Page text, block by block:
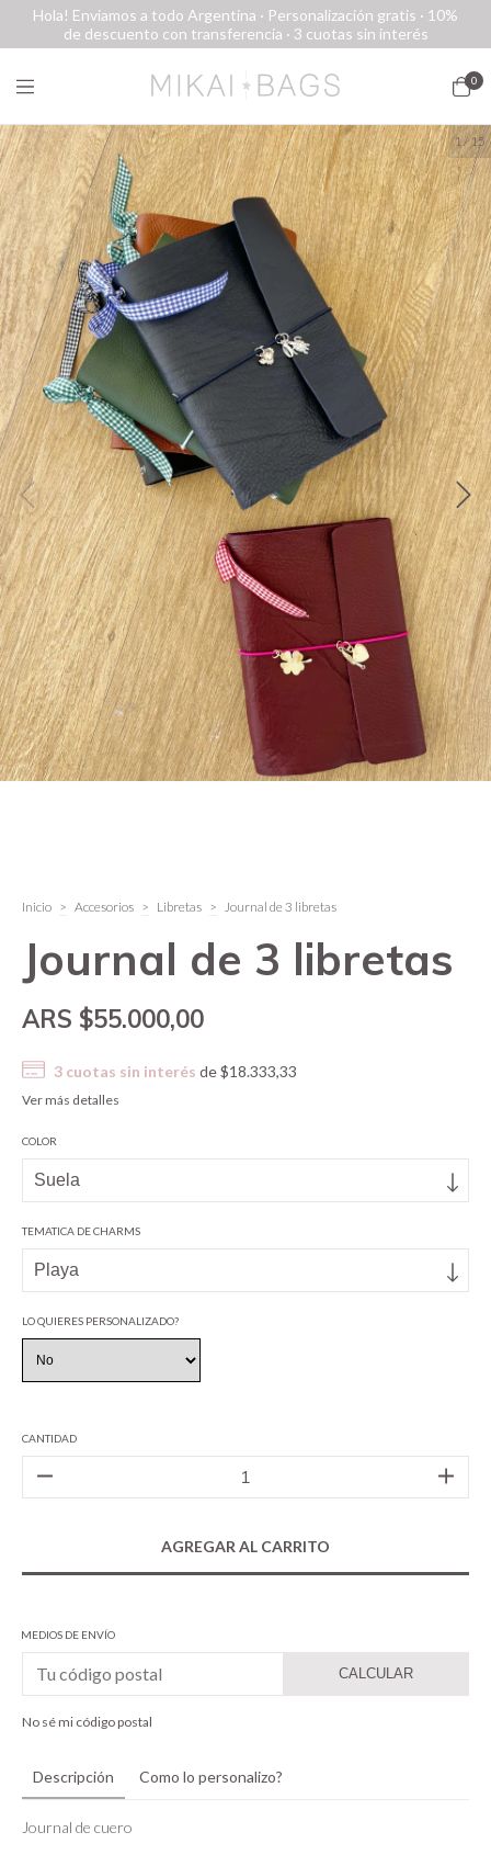
Hola! Enviamos a todo Argentina · Personalización gratis · 10%
de descuento con transferencia · 3 cuotas sin interés
0
1/15
Inicio > Accesorios > Libretas > Journal de 3 libretas
Journal de 3 libretas
$55.000,00
3cuotas sin interés de$18.333,33
Ver más detalles
COLOR
TEMATICA DE CHARMS
LO QUIERES PERSONALIZADO?
CANTIDAD
MEDIOS DE ENVÍO
CALCULAR
No sé mi código postal
Descripción Como lo personalizo?
Journal de cuero